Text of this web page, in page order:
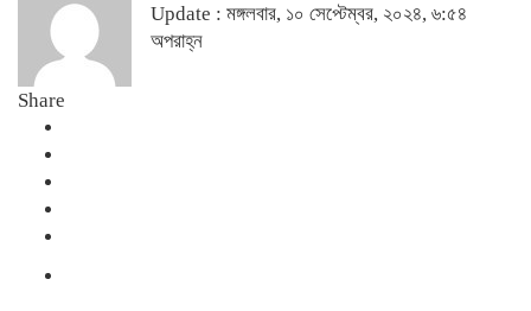
Update : মঙ্গলবার, ১০ সেপ্টেম্বর, ২০২৪, ৬:৫৪
অপরাহ্ন
Share